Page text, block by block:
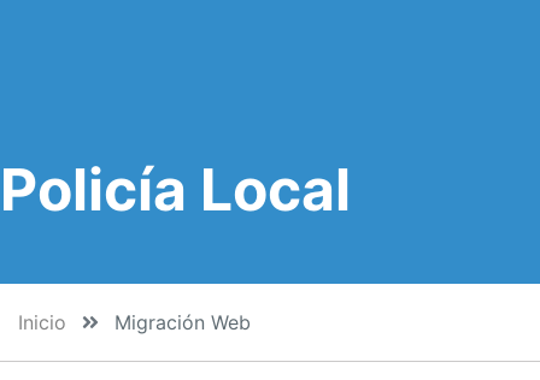
Policía Local
Inicio Migración Web